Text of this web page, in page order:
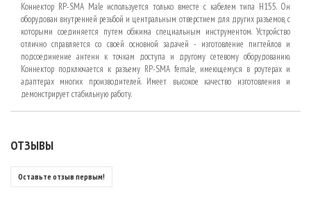
Коннектор RP-SMA Male используется только вместе с кабелем типа H155. Он
оборудован внутренней резьбой и центральным отверстием для других разъемов, с
которыми соединяется путем обжима специальным инструментом. Устройство
отлично справляется со своей основной задачей - изготовление пигтейлов и
подсоединение антенн к точкам доступа и другому сетевому оборудованию.
Коннектор подключается к разъему RP-SMA female, имеющемуся в роутерах и
адаптерах многих производителей. Имеет высокое качество изготовления и
демонстрирует стабильную работу.
ОТЗЫВЫ
Оставьте отзыв первым!